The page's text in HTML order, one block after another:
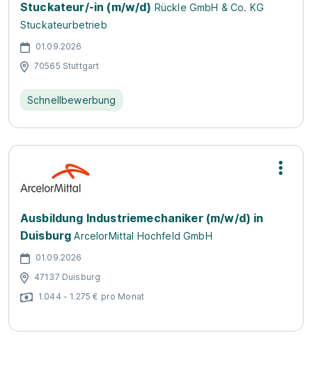
Stuckateur/-in (m/w/d) Rückle GmbH & Co. KG
Stuckateurbetrieb
01.09.2026
70565 Stuttgart
Schnellbewerbung
Ausbildung Industriemechaniker (m/w/d) in
Duisburg ArcelorMittal Hochfeld GmbH
01.09.2026
47137 Duisburg
1.044 - 1.275 € pro Monat